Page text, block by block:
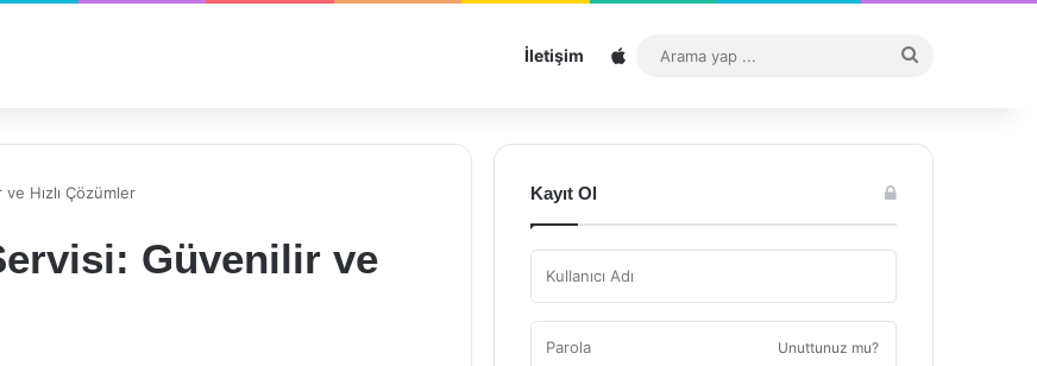
İletişim Sitemap
...
Hızlı Çözümler
Güvenilir ve
Kayıt Ol
Unuttunuz mu?